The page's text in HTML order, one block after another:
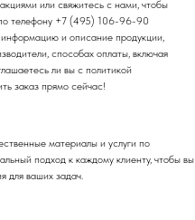
или свяжитесь с нами, чтобы
телефону +7 (495) 106-96-90
и описание продукции,
способах оплаты, включая
ли вы с политикой
заказ прямо сейчас!
материалы и услуги по
подход к каждому клиенту, чтобы вы
для ваших задач.